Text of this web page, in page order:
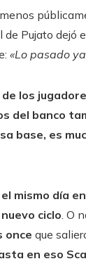
de Pujato dejó
«Lo pasado
los
del banco
base, es
mismo día
ciclo. O
once que
en eso